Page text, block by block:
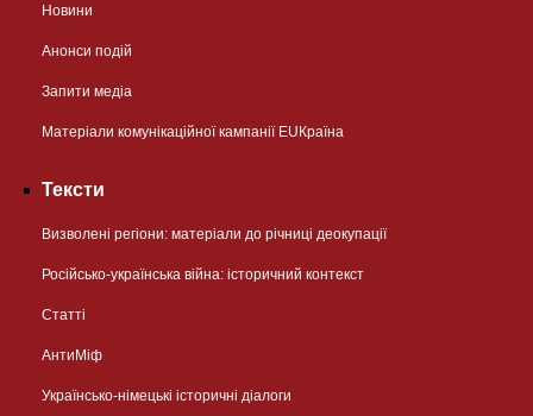
Новини
Анонси подій
Запити медіа
Матеріали комунікаційної кампанії EUКраїна
Тексти
Визволені регіони: матеріали до річниці деокупації
Російсько-українська війна: історичний контекст
Статті
АнтиМіф
Українсько-німецькі історичні діалоги